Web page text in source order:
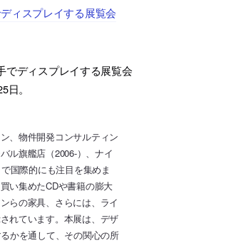
ィスプレイする展覧会
でディスプレイする展覧会
。
、物件開発コンサルティン
ル旗艦店（2006-）、ナイ
国際的にも注目を集めま
い集めたCDや書籍の膨大
らの家具、さらには、ライ
れています。本展は、デザ
かを通して、その関心の所